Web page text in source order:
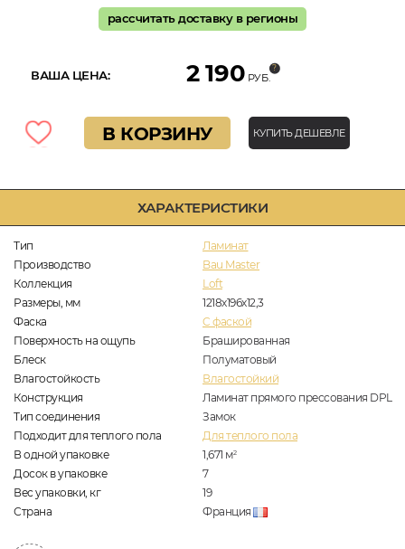
ХАРАКТЕРИСТИКИ
Тип
Ламинат
Производство
Bau Master
Коллекция
Loft
Размеры, мм
1218х196х12,3
Фаска
C фаской
Поверхность на ощупь
Брашированная
Блеск
Полуматовый
Влагостойкость
Влагостойкий
Конструкция
Ламинат прямого прессования DPL
Тип соединения
Замок
Подходит для теплого пола
Для теплого пола
В одной упаковке
1,671 м2
Досок в упаковке
7
Вес упаковки, кг
19
Страна
Франция
рассчитать доставку в регионы
ВАША ЦЕНА: 2 190 РУБ.
В КОРЗИНУ КУПИТЬ ДЕШЕВЛЕ